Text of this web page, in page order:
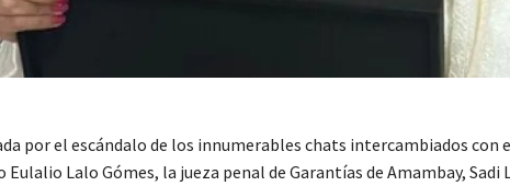
por el escándalo de los innumerables chats intercambiados con
Eulalio Lalo Gómes, la jueza penal de Garantías de Amambay, Sadi